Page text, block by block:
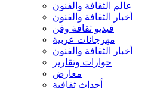
عالم الثقافة والفنون
أخبار الثقافة والفنون
فيديو ثقافة وفن
مهرجانات عربية
أخبار الثقافة والفنون
حوارات وتقارير
معارض
أحداث ثقافية